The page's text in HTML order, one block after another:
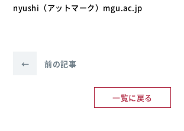
nyushi（アットマーク）mgu.ac.jp
← 前の記事
一覧に戻る